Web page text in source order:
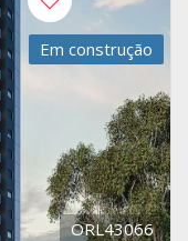
Em construção
ORL43066